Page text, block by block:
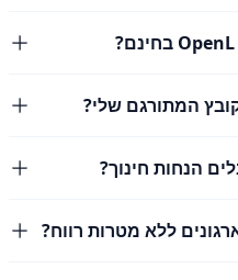
המתורגם שלי?
הנחות חינוך?
ללא מטרות רווח?